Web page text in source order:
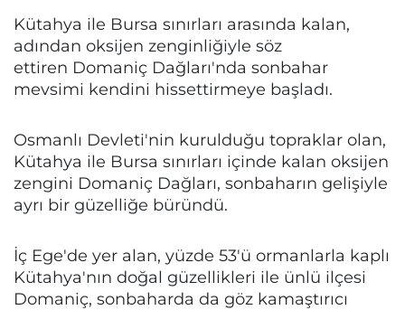
Kütahya ile Bursa sınırları arasında kalan,
adından oksijen zenginliğiyle söz
ettiren Domaniç Dağları'nda sonbahar
mevsimi kendini hissettirmeye başladı.
Osmanlı Devleti'nin kurulduğu topraklar olan,
Kütahya ile Bursa sınırları içinde kalan oksijen
zengini Domaniç Dağları, sonbaharın gelişiyle
ayrı bir güzelliğe büründü.
İç Ege'de yer alan, yüzde 53'ü ormanlarla kaplı
Kütahya'nın doğal güzellikleri ile ünlü ilçesi
Domaniç, sonbaharda da göz kamaştırıcı